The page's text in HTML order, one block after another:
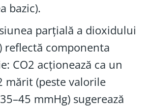
bazic).
parțială a dioxidului
reflectă componenta
CO2 acționează ca un
mărit (peste valorile
mmHg) sugerează